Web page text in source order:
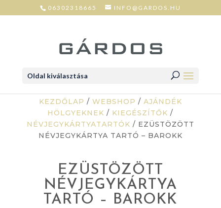
06302318665 INFO@GARDOS.HU
Oldal kiválasztása
KEZDŐLAP / WEBSHOP / AJÁNDÉK
HÖLGYEKNEK / KIEGÉSZÍTŐK /
NÉVJEGYKÁRTYATARTÓK / EZÜSTÖZÖTT
NÉVJEGYKÁRTYA TARTÓ – BAROKK
EZÜSTÖZÖTT
NÉVJEGYKÁRTYA
TARTÓ – BAROKK